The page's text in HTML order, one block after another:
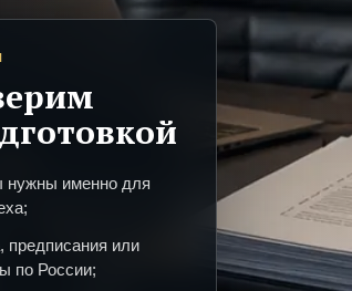
нужны именно для
предписания или
по России;